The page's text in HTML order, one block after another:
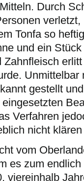
Durch
Tonfa so
und ein
Unmittelbar
gestellt
Verfahren
nicht
vom
es zum
viereinhalb